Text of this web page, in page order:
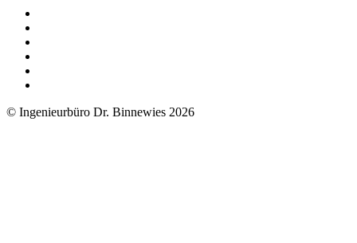
© Ingenieurbüro Dr. Binnewies 2026